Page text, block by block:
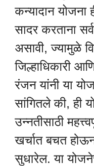
कन्यादान
सादर करताना
असावी, ज्यामुळे
जिल्हाधिकारी
रंजन यांनी या
सांगितले की, ही
उन्नतीसाठी
खर्चात बचत
सुधारेल. या